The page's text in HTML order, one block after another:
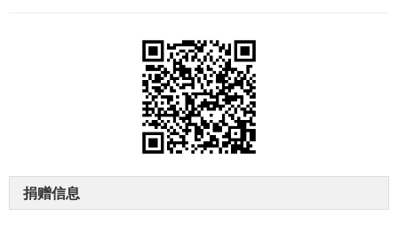
捐赠信息